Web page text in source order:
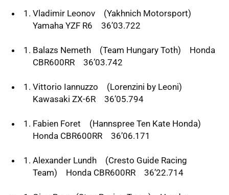
Vladimir Leonov (Yakhnich Motorsport)
Yamaha YZF R6 36’03.722
Balazs Nemeth (Team Hungary Toth) Honda
CBR600RR 36’03.742
Vittorio Iannuzzo (Lorenzini by Leoni)
Kawasaki ZX-6R 36’05.794
Fabien Foret (Hannspree Ten Kate Honda)
Honda CBR600RR 36’06.171
Alexander Lundh (Cresto Guide Racing
Team) Honda CBR600RR 36’22.714